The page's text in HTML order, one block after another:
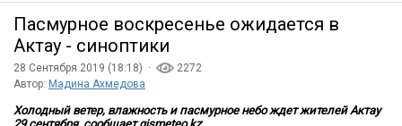
Пасмурное воскресенье ожидается в
Актау - синоптики
28 Сентября 2019 (18:18) ·
2272
Автор: Мадина Ахмедова
Холодный ветер, влажность и пасмурное небо ждет жителей Актау